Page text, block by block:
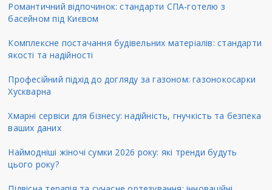
Романтичний відпочинок: стандарти СПА-готелю з
басейном під Києвом
Комплексне постачання будівельних матеріалів: стандарти
якості та надійності
Професійний підхід до догляду за газоном: газонокосарки
Хускварна
Хмарні сервіси для бізнесу: надійність, гнучкість та безпека
ваших даних
Наймодніші жіночі сумки 2026 року: які тренди будуть
цього року?